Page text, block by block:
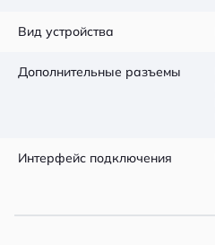
Вид устройства
Дополнительные разъемы
Интерфейс подключения